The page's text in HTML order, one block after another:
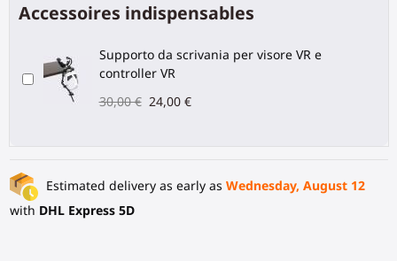
Accessoires indispensables
Supporto da scrivania per visore VR e
controller VR
30,00 € 24,00 €
Estimated delivery as early as Wednesday, August 12
with DHL Express 5D